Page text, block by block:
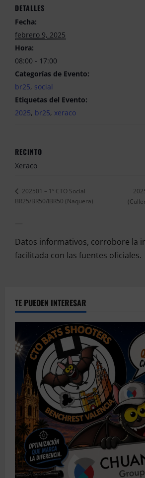
DETALLES
Fecha:
febrero 9, 2025
Hora:
08:00 - 17:00
Categorías de Evento:
br25, social
Etiquetas del Evento:
2025, br25, xeraco
RECINTO
Xeraco
202501 – 1º CTO Social
BR25/BR50/IBR50 (Naquera)
—
Datos informativos, corrobore la
facilitada con las fuentes oficiales.
TE PUEDEN INTERESAR